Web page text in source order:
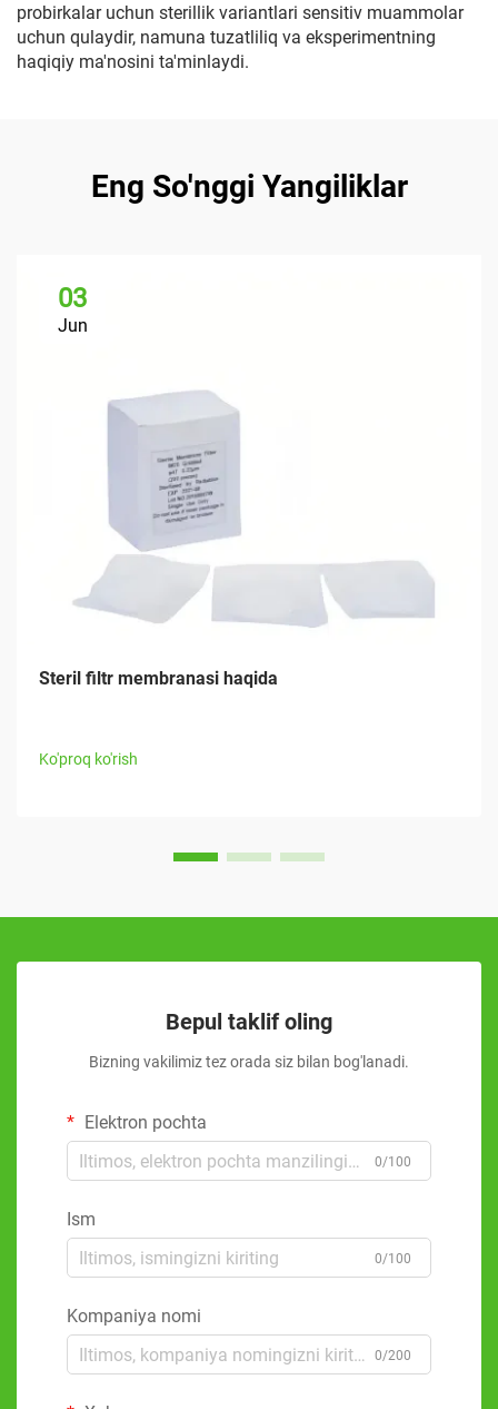
probirkalar uchun sterillik variantlari sensitiv muammolar
uchun qulaydir, namuna tuzatliliq va eksperimentning
haqiqiy ma'nosini ta'minlaydi.
Eng So'nggi Yangiliklar
03
Jun
Steril filtr membranasi haqida
Ko'proq ko'rish
Bepul taklif oling
Bizning vakilimiz tez orada siz bilan bog'lanadi.
Elektron pochta
0/100
Ism
0/100
Kompaniya nomi
0/200